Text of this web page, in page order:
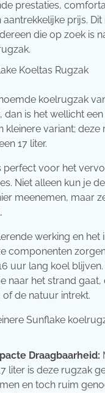
prestaties,
prijs.
die op zoek is
Koeltas Rugzak
koelrugzak
is het wellicht
kleinere variant; deze
17 liter.
perfect voor het
Niet alleen kun je
meenemen, maar
werking en
componenten
uur lang koel
naar het strand gaat,
de natuur intrekt.
Sunflake
Draagbaarheid:
liter is deze rugzak
en toch ruim